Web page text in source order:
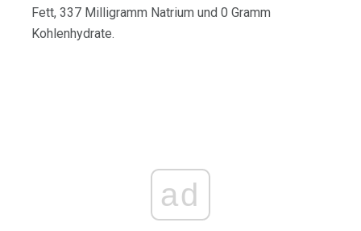
Fett, 337 Milligramm Natrium und 0 Gramm
Kohlenhydrate.
ad